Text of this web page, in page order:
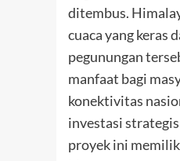
ditembus.
cuaca yang keras
pegunungan
manfaat bagi
konektivitas
investasi
proyek ini